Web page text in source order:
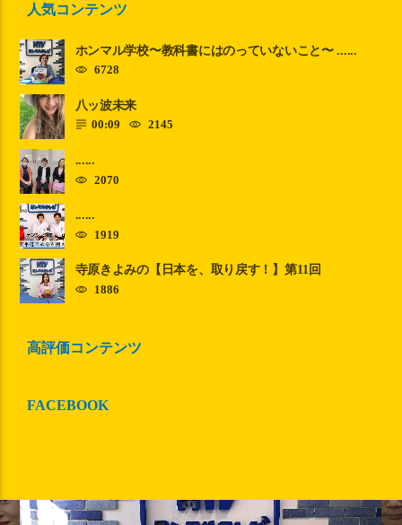
人気コンテンツ
ホンマル学校〜教科書にはのっていないこと〜 ......
6728
八ッ波未来
00:09
2145
......
2070
......
1919
寺原きよみの【日本を、取り戻す！】第11回
1886
高評価コンテンツ
FACEBOOK
☆TOKYOわいわいチャンネル☆第15
国・都・区を繋いで一貫性のある政治を
実現したい【前都議が実情を語る】